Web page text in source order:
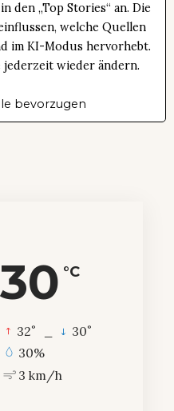
den „Top Stories“ an. Die
welche Quellen
im KI-Modus hervorhebt.
wieder ändern.
bevorzugen
30 °C
32° 30°
30%
3 km/h